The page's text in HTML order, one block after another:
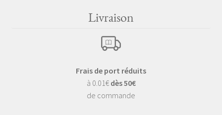
Livraison
Frais de port réduits
à 0.01€ dès 50€
de commande